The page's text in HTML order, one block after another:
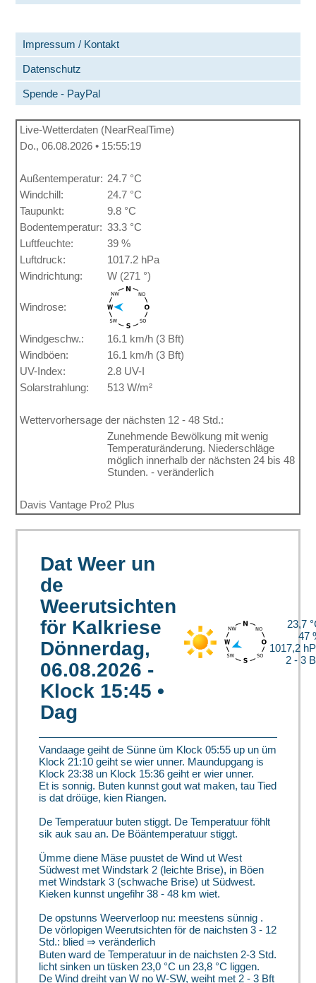
Impressum / Kontakt
Datenschutz
Spende - PayPal
Live-Wetterdaten (NearRealTime)
Do., 06.08.2026 • 15:55:19
Außentemperatur: 24.7 °C
Windchill:
24.7 °C
Taupunkt:
9.8 °C
Bodentemperatur: 33.3 °C
Luftfeuchte:
39 %
Luftdruck:
1017.2 hPa
Windrichtung:
W (271 °)
Windrose:
Windgeschw.:
16.1 km/h (3 Bft)
Windböen:
16.1 km/h (3 Bft)
UV-Index:
2.8 UV-I
Solarstrahlung:
513 W/m²
Wettervorhersage der nächsten 12 - 48 Std.:
Zunehmende Bewölkung mit wenig
Temperaturänderung. Niederschläge
möglich innerhalb der nächsten 24 bis 48
Stunden. - veränderlich
Davis Vantage Pro2 Plus
Dat Weer un
de
Weerutsichten
för Kalkriese
Dönnerdag,
06.08.2026 -
Klock 15:45 •
Dag
23,7
47
1017,2
2 - 3
Vandaage geiht de Sünne üm Klock 05:55 up un üm
Klock 21:10 geiht se wier unner. Maundupgang is
Klock 23:38 un Klock 15:36 geiht er wier unner.
Et is sonnig. Buten kunnst gout wat maken, tau Tied
is dat dröüge, kien Riangen.
De Temperatuur buten stiggt. De Temperatuur föhlt
sik auk sau an. De Böäntemperatuur stiggt.
Ümme diene Mäse puustet de Wind ut West
Südwest met Windstark 2 (leichte Brise), in Böen
met Windstark 3 (schwache Brise) ut Südwest.
Kieken kunnst ungefihr 38 - 48 km wiet.
De opstunns Weerverloop nu: meestens sünnig .
De vörlopigen Weerutsichten för de naichsten 3 - 12
Std.: blied ⇒ veränderlich
Buten ward de Temperatuur in de naichsten 2-3 Std.
licht sinken un tüsken 23,0 °C un 23,8 °C liggen.
De Wind dreiht van W no W-SW, weiht met 2 - 3 Bft